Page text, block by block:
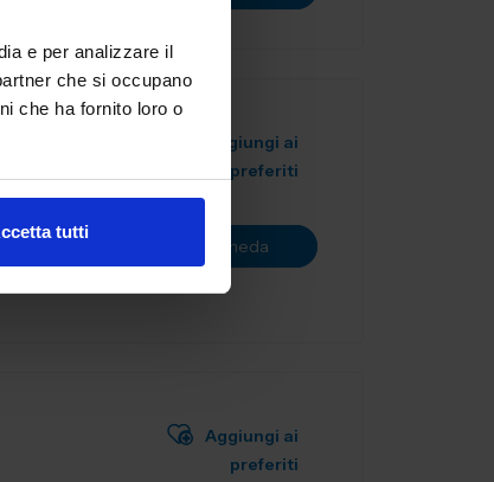
e per analizzare il
che si occupano
che ha fornito loro o
tutti
Aggiungi ai
preferiti
Vai alla scheda
Aggiungi ai
preferiti